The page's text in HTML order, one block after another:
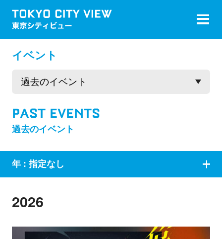
イベント
PAST EVENTS
過去のイベント
年 :指定なし
2026